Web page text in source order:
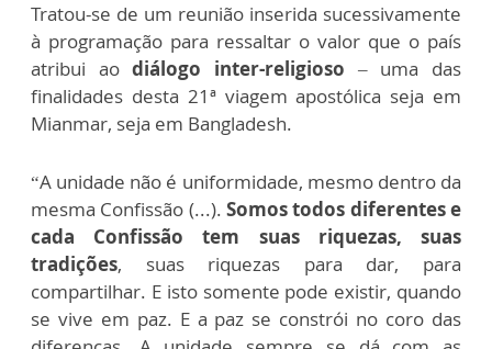
Tratou-se de um reunião inserida sucessivamente
à programação para ressaltar o valor que o país
atribui aodiálogo inter-religioso – uma das
finalidades desta 21ª viagem apostólica seja em
Mianmar, seja em Bangladesh.
“A unidade não é uniformidade, mesmo dentro da
mesma Confissão (...). Somos todos diferentes e
cada Confissão tem suas riquezas, suas
tradições, suas riquezas para dar, para
compartilhar. E isto somente pode existir, quando
se vive em paz. E a paz se constrói no coro das